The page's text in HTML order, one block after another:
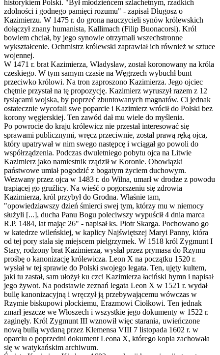
historykiem Polski. "Był młodzieńcem szlachetnym, rzadkich
zdolności i godnego pamięci rozumu" - zapisał Długosz o
Kazimierzu. W 1475 r. do grona nauczycieli synów królewskich
dołączył znany humanista, Kallimach (Filip Buonacorsi). Król
bowiem chciał, by jego synowie otrzymali wszechstronne
wykształcenie. Ochmistrz królewski zaprawiał ich również w sztuce
wojennej.
W 1471 r. brat Kazimierza, Władysław, został koronowany na króla
czeskiego. W tym samym czasie na Węgrzech wybuchł bunt
przeciwko królowi. Na tron zaproszono Kazimierza. Jego ojciec
chętnie przystał na tę propozycję. Kazimierz wyruszył razem z 12
tysiącami wojska, by poprzeć zbuntowanych magnatów. Ci jednak
ostatecznie wycofali swe poparcie i Kazimierz wrócił do Polski bez
korony węgierskiej. Ten zawód dał mu wiele do myślenia.
Po powrocie do kraju królewicz nie przestał interesować się
sprawami publicznymi, wręcz przeciwnie, został prawą ręką ojca,
który upatrywał w nim swego następcę i wciągał go powoli do
współrządzenia. Podczas dwuletniego pobytu ojca na Litwie
Kazimierz jako namiestnik rządził w Koronie. Obowiązki
państwowe umiał pogodzić z bogatym życiem duchowym.
Wezwany przez ojca w 1483 r. do Wilna, umarł w drodze z powodu
trapiącej go gruźlicy. Na wieść o pogorszeniu się zdrowia
Kazimierza, król przybył do Grodna. Właśnie tam,
"opowiedziawszy dzień śmierci swej tym, którzy mu w niemocy
służyli [...], ducha Panu Bogu poleciwszy wypuścił 4 dnia marca
R.P. 1484, lat mając 26" - napisał ks. Piotr Skarga. Pochowano go
w katedrze wileńskiej, w kaplicy Najświętszej Maryi Panny, która
od tej pory stała się miejscem pielgrzymek. W 1518 król Zygmunt I
Stary, rodzony brat Kazimierza, wysłał przez prymasa do Rzymu
prośbę o kanonizację królewicza. Leon X na początku 1520 r.
wysłał w tej sprawie do Polski swojego legata. Ten, ujęty kultem,
jaki tu zastał, sam ułożył ku czci Kazimierza łaciński hymn i napisał
jego żywot. Na podstawie zeznań legata Leon X w 1521 r. wydał
bullę kanonizacyjną i wręczył ją przebywającemu wówczas w
Rzymie biskupowi płockiemu, Erazmowi Ciołkowi. Ten jednak
zmarł jeszcze we Włoszech i wszystkie jego dokumenty w 1522 r.
zaginęły. Król Zygmunt III wznowił więc starania, uwieńczone
nową bullą wydaną przez Klemensa VIII 7 listopada 1602 r. w
oparciu o poprzedni dokument Leona X, którego kopia zachowała
się w watykańskim archiwum.